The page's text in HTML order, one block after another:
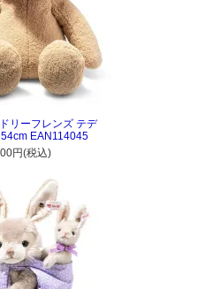
リーフレンズ テデ
EAN114045
円(税込)